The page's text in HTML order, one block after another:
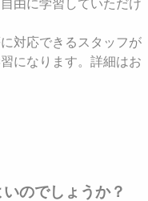
由に学習していただけ
対応できるスタッフが
になります。詳細はお
のでしょうか？